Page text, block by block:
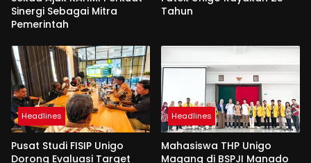
Sinergi Sebagai Mitra
Pemerintah
Tahun
Headlines
Pusat Studi FISIP Unigo
Dorong Evaluasi Target
Headlines
Mahasiswa THP Unigo
Magang di BSPJI Manado